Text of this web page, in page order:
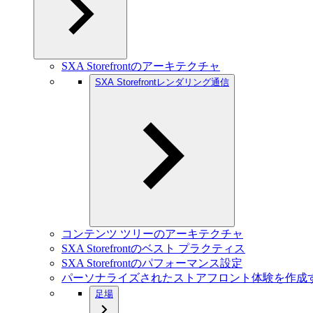
SXA Storefrontのアーキテクチャ
SXA Storefrontレンダリング通信
コンテンツ ツリーのアーキテクチャ
SXA Storefrontのベスト プラクティス
SXA Storefrontのパフォーマンス設定
パーソナライズされたストアフロント体験を作成
足場